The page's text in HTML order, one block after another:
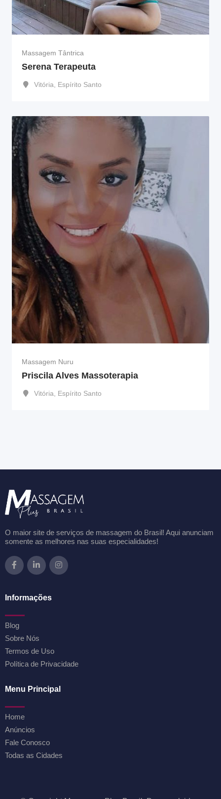
Massagem Tântrica
Serena Terapeuta
Vitória Espírito Santo
Massagem Nuru
Priscila Alves Massoterapia
Vitória Espírito Santo
O maior site de serviços de massagem do Brasil! Aqui anunciam
somente as melhores nas suas especialidades!
Informações
Blog
Sobre Nós
Termos de Uso
Política de Privacidade
Menu Principal
Home
Anúncios
Fale Conosco
Todas as Cidades